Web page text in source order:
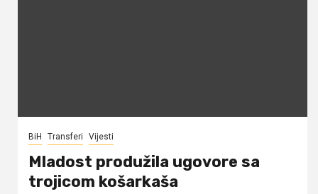
BiH Transferi Vijesti
Mladost produžila ugovore sa
trojicom košarkaša